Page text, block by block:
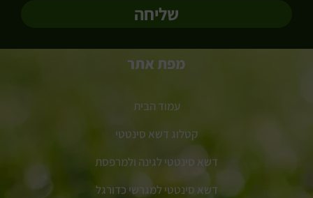
שליחה
מפת אתר
עמוד הבית
קטלוג דשא סינטטי
דשא סינטטי לגינה ולמרפסת
דשא סינטטי למגרשי כדורגל